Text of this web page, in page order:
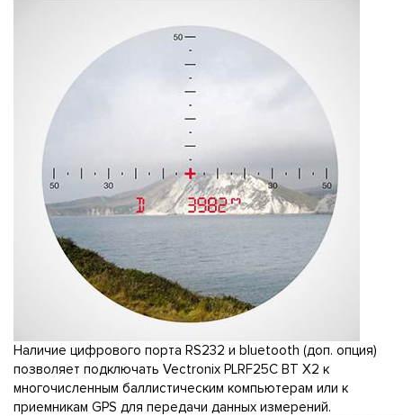
Наличие цифрового порта RS232 и bluetooth (доп. опция)
позволяет подключать Vectronix PLRF25C BT X2 к
многочисленным баллистическим компьютерам или к
приемникам GPS для передачи данных измерений.